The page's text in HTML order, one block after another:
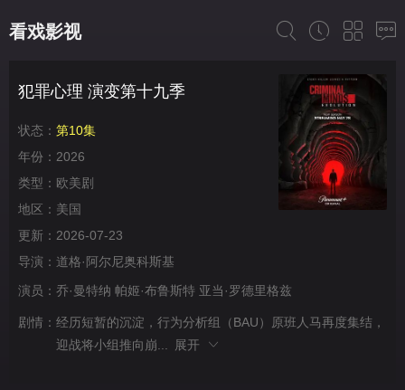
看戏影视
犯罪心理 演变第十九季
状态： 第10集
年份： 2026
类型： 欧美剧
地区： 美国
更新： 2026-07-23
导演： 道格·阿尔尼奥科斯基
演员： 乔·曼特纳 帕姬·布鲁斯特 亚当·罗德里格兹
剧情： 经历短暂的沉淀，行为分析组（BAU）原班人马再度集结，
迎战将小组推向崩...
展开